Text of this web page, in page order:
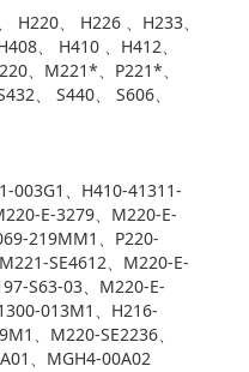
H220、 H226 、H233、
、 H410 、H412、
、M221*、P221*、
、 S440、 S606、
003G1、H410-41311-
E-3279、M220-E-
219MM1、P220-
SE4612、M220-E-
S63-03、M220-E-
013M1、H216-
、M220-SE2236、
、MGH4-00A02